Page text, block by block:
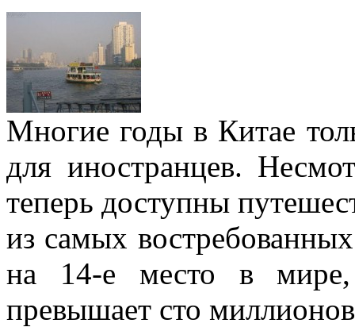
Многие годы в Китае
для иностранцев.
теперь доступны
из самых
на 14-е место в мире,
превышает сто